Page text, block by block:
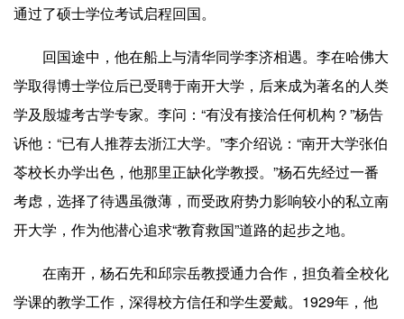
通过了硕士学位考试启程回国。
回国途中，他在船上与清华同学李济相遇。李在哈佛大
学取得博士学位后已受聘于南开大学，后来成为著名的人类
学及殷墟考古学专家。李问：“有没有接洽任何机构？”杨告
诉他：“已有人推荐去浙江大学。”李介绍说：“南开大学张伯
苓校长办学出色，他那里正缺化学教授。”杨石先经过一番
考虑，选择了待遇虽微薄，而受政府势力影响较小的私立南
开大学，作为他潜心追求“教育救国”道路的起步之地。
在南开，杨石先和邱宗岳教授通力合作，担负着全校化
学课的教学工作，深得校方信任和学生爱戴。1929年，他